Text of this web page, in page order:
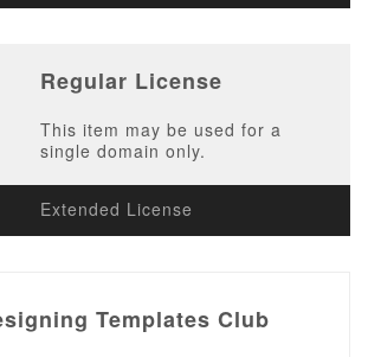
Regular License
This item may be used for a
single domain only.
Extended License
Templates Club